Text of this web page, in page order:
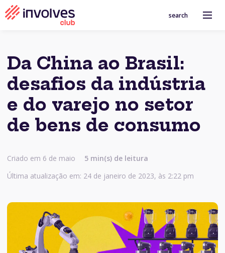
search
Da China ao Brasil:
desafios da indústria
e do varejo no setor
de bens de consumo
Criado em 6 de maio 5 min(s) de leitura
Última atualização em: 24 de janeiro de 2023, às 2:22 pm